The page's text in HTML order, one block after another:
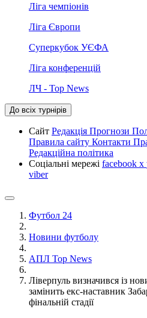
Ліга чемпіонів
Ліга Європи
Суперкубок УЄФА
Ліга конференцій
ЛЧ - Top News
До всіх турнірів
Сайт Редакція Прогнози
Правила сайту Контакти
Редакційна політика
Соціальні мережі facebook x
viber
Футбол 24
Новини футболу
АПЛ Top News
Ліверпуль визначився із
замінить екс-наставник
фінальній стадії